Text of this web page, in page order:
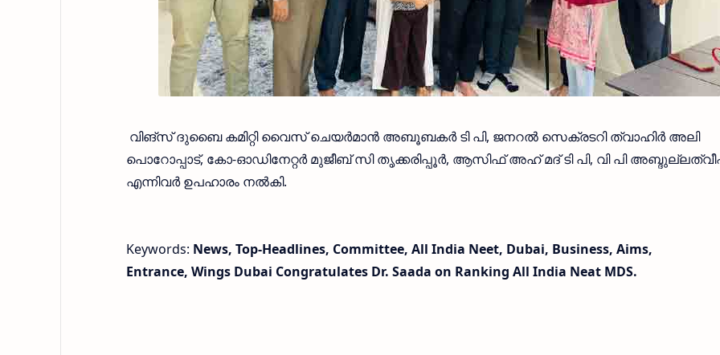
വിങ്സ് ദുബൈ കമിറ്റി വൈസ് ചെയര്‍മാന്‍ അബൂബകര്‍ ടി പി, ജനറല്‍ സെക്രടറി ത്വാഹിര്‍ അലി
പൊറോപ്പാട്, കോ-ഓഡിനേറ്റര്‍ മുജീബ് സി തൃക്കരിപ്പൂര്‍, ആസിഫ് അഹ് മദ് ടി പി, വി പി
എന്നിവര്‍ ഉപഹാരം നല്‍കി.
Keywords: News, Top-Headlines, Committee, All India Neet, Dubai, Business, Aims,
Entrance, Wings Dubai Congratulates Dr. Saada on Ranking All India Neat MDS.